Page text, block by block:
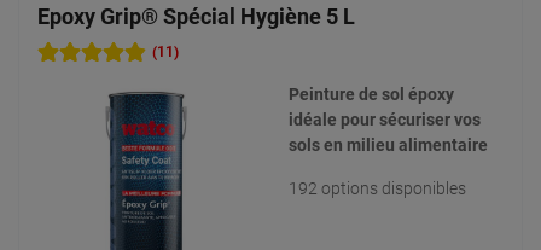
Epoxy Grip® Spécial Hygiène 5 L
(11)
Peinture de sol époxy
idéale pour sécuriser vos
sols en milieu alimentaire
192 options disponibles